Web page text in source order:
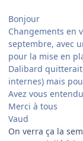
Bonjour
Changements en
septembre, avec
pour la mise en
Dalibard
internes) mais
Avez vous
Merci à tous
Vaud
On verra ça la